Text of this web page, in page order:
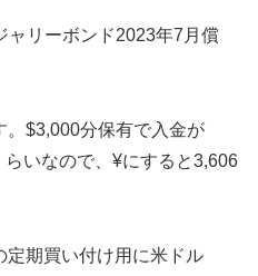
リーボンド2023年7月償
。$3,000分保有で入金が
いなので、¥にすると3,606
定期買い付け用に米ドル